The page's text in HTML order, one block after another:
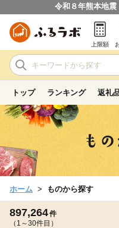
令和８年熊本地
上限額
トップ ランキング 返礼
ホーム ものから探す
897,264件
（1～30件目）